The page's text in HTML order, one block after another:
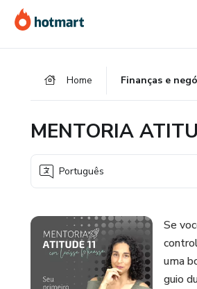
para
o
para
o
para
o
Home Finanças e
MENTORIA
Português
Se
uma
guio